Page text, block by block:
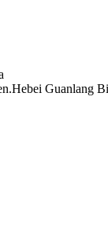
Guanlang